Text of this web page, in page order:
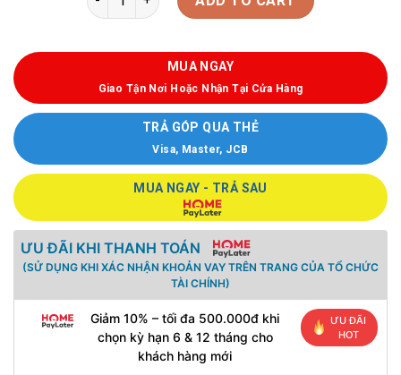
MUA NGAY
Giao Tận Nơi Hoặc Nhận Tại Cửa Hàng
TRẢ GÓP QUA THẺ
Visa, Master, JCB
MUA NGAY - TRẢ SAU
ƯU ĐÃI KHI THANH TOÁN
(SỬ DỤNG KHI XÁC NHẬN KHOẢN VAY TRÊN TRANG CỦA TỔ CHỨC
TÀI CHÍNH)
Giảm 10% – tối đa 500.000đ khi
chọn kỳ hạn 6 & 12 tháng cho
khách hàng mới
ƯU ĐÃI
HOT